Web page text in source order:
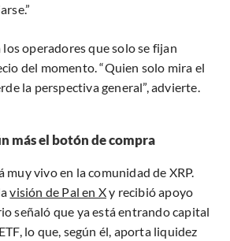
operadores que solo se fijan
del momento. “Quien solo mira el
la perspectiva general”, advierte.
más el botón de compra
muy vivo en la comunidad de XRP.
visión de Pal en Xy recibió apoyo
señaló que ya está entrando capital
lo que, según él, aporta liquidez